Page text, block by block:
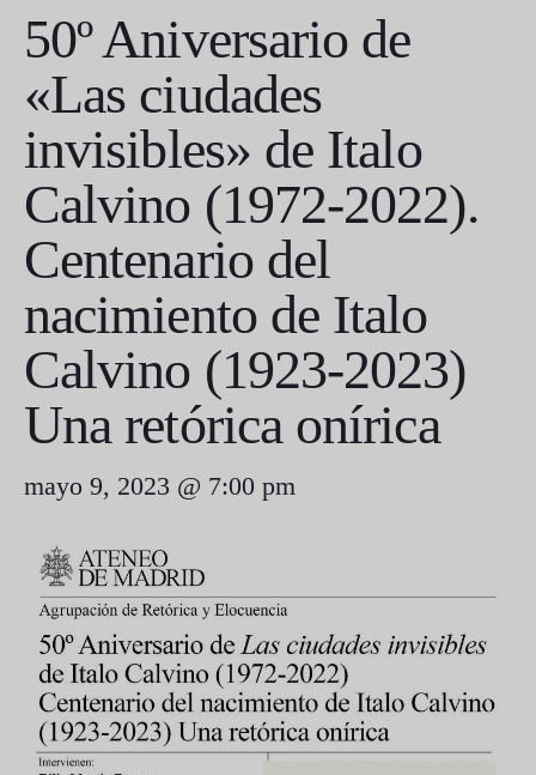
50º Aniversario de
«Las ciudades
invisibles» de Italo
Calvino (1972-2022).
Centenario del
nacimiento de Italo
Calvino (1923-2023)
Una retórica onírica
mayo 9, 2023 @ 7:00 pm